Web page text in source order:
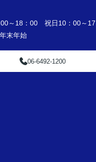
～18：00 祝日10：00～
年末年始
06-6492-1200